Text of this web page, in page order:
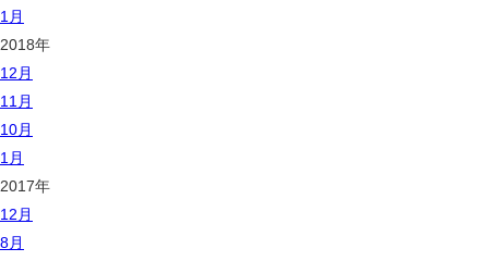
1月
2018年
12月
11月
10月
1月
2017年
12月
8月